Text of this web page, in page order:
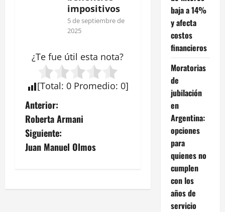
impositivos
5 de septiembre de
2025
¿Te fue útil esta nota?
[Total: 0 Promedio: 0]
N
a
v
g
Anterior:
Roberta Armani
Siguiente:
Juan Manuel Olmos
baja a 14%
y afecta
costos
financieros
Moratorias
de
jubilación
en
Argentina:
opciones
para
quienes no
cumplen
con los
años de
servicio